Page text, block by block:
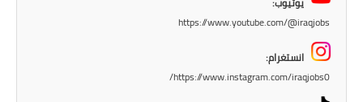
https://www.youtube.com/@iraqjobs
انستغرام:
https://www.instagram.com/iraqjobs0/